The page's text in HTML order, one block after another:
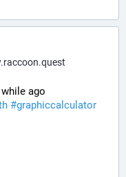
#graphiccalculator